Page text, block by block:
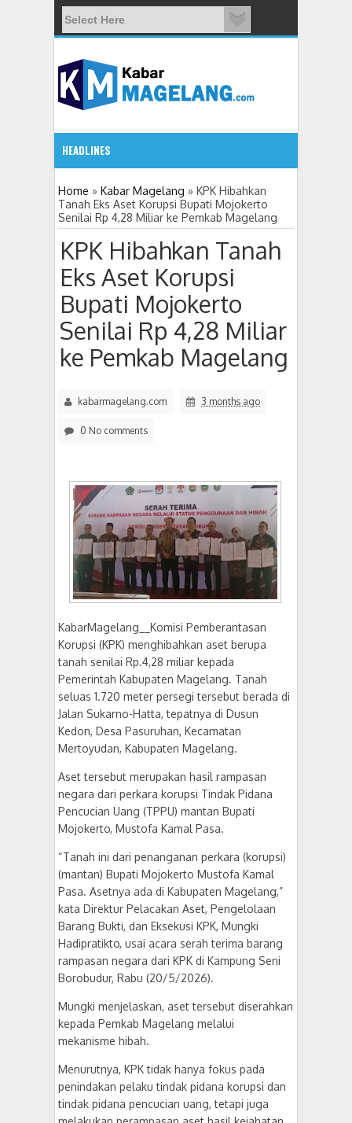
HEADLINES
5:32 PM
11 Siswa SMPN 3 Candimulyo Diduga Keracunan Menu Ma
Home » Kabar Magelang » KPK Hibahkan
Tanah Eks Aset Korupsi Bupati Mojokerto
Senilai Rp 4,28 Miliar ke Pemkab Magelang
KPK Hibahkan Tanah
Eks Aset Korupsi
Bupati Mojokerto
Senilai Rp 4,28 Miliar
ke Pemkab Magelang
kabarmagelang.com 3 months ago
0 No comments
KabarMagelang__Komisi Pemberantasan
Korupsi (KPK) menghibahkan aset berupa
tanah senilai Rp.4,28 miliar kepada
Pemerintah Kabupaten Magelang. Tanah
seluas 1.720 meter persegi tersebut berada di
Jalan Sukarno-Hatta, tepatnya di Dusun
Kedon, Desa Pasuruhan, Kecamatan
Mertoyudan, Kabupaten Magelang.
Aset tersebut merupakan hasil rampasan
negara dari perkara korupsi Tindak Pidana
Pencucian Uang (TPPU) mantan Bupati
Mojokerto, Mustofa Kamal Pasa.
“Tanah ini dari penanganan perkara (korupsi)
(mantan) Bupati Mojokerto Mustofa Kamal
Pasa. Asetnya ada di Kabupaten Magelang,”
kata Direktur Pelacakan Aset, Pengelolaan
Barang Bukti, dan Eksekusi KPK, Mungki
Hadipratikto, usai acara serah terima barang
rampasan negara dari KPK di Kampung Seni
Borobudur, Rabu (20/5/2026).
Mungki menjelaskan, aset tersebut diserahkan
kepada Pemkab Magelang melalui
mekanisme hibah.
Menurutnya, KPK tidak hanya fokus pada
penindakan pelaku tindak pidana korupsi dan
tindak pidana pencucian uang, tetapi juga